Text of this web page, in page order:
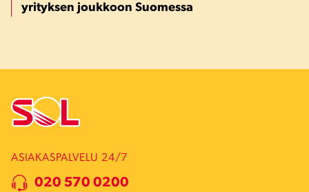
yrityksen joukkoon Suomessa
ASIAKASPALVELU 24/7
020 570 0200